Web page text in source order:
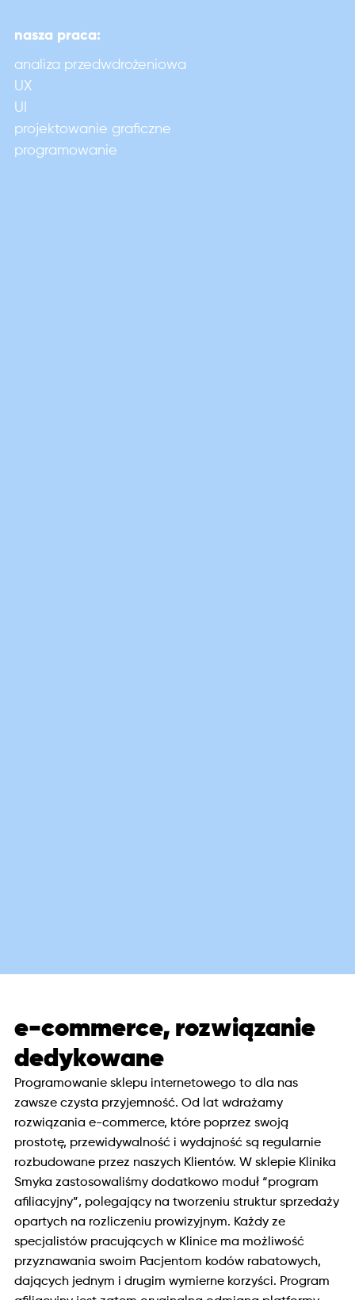
nasza praca:
analiza przedwdrożeniowa
UX
UI
projektowanie graficzne
programowanie
e-commerce, rozwiązanie
dedykowane
Programowanie sklepu internetowego to dla nas
zawsze czysta przyjemność. Od lat wdrażamy
rozwiązania e-commerce, które poprzez swoją
prostotę, przewidywalność i wydajność są regularnie
rozbudowane przez naszych Klientów. W sklepie Klinika
Smyka zastosowaliśmy dodatkowo moduł “program
afiliacyjny”, polegający na tworzeniu struktur sprzedaży
opartych na rozliczeniu prowizyjnym. Każdy ze
specjalistów pracujących w Klinice ma możliwość
przyznawania swoim Pacjentom kodów rabatowych,
dających jednym i drugim wymierne korzyści. Program